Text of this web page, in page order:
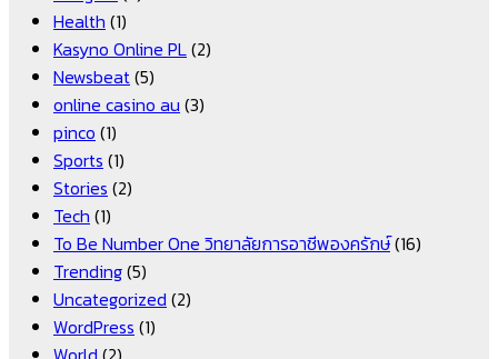
Health (1)
Kasyno Online PL(2)
Newsbeat(5)
online casino au (3)
pinco (1)
Sports (1)
Stories (2)
Tech (1)
To Be Number One วิทยาลัยการอาชีพองครักษ์(16)
Trending(5)
Uncategorized (2)
WordPress (1)